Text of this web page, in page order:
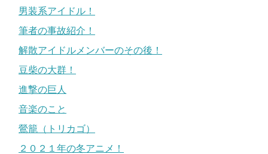
男装系アイドル！
筆者の事故紹介！
解散アイドルメンバーのその後！
豆柴の大群！
進撃の巨人
音楽のこと
鶯籠（トリカゴ）
２０２１年の冬アニメ！